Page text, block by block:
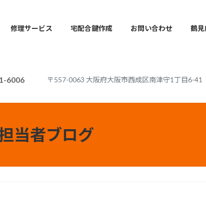
修理サービス 宅配合鍵作成 お問い合わせ 鶴見
6006 〒557-0063 大阪府大阪市西成区南津守1丁目6-41
当者ブログ